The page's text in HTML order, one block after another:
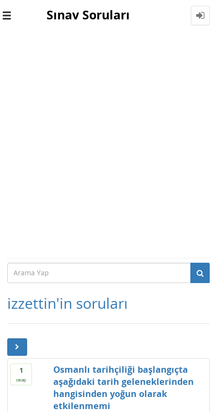
Toggle
Sınav Soruları
izzettin'in soruları
1
cevap
Osmanlı tarihçiliği başlangıçta
aşağıdaki tarih geleneklerinden
hangisinden yoğun olarak
etkilenmemi